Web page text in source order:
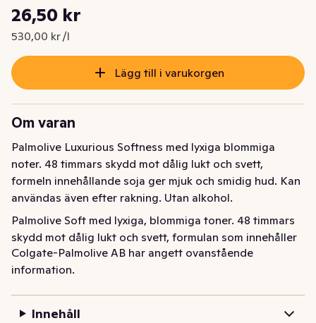
Nuvarande pris är: 26,50 kr
26,50 kr
530,00 kr /l
Styckpris: 530,00 kr /l
Lägg till i varukorgen
Om varan
Palmolive Luxurious Softness med lyxiga blommiga
noter. 48 timmars skydd mot dålig lukt och svett,
formeln innehållande soja ger mjuk och smidig hud. Kan
användas även efter rakning. Utan alkohol.
Palmolive Soft med lyxiga, blommiga toner. 48 timmars
skydd mot dålig lukt och svett, formulan som innehåller
soja ger mjuk och smidig hud. Kan även användas efter
rakning. Utan alkohol.
Colgate-Palmolive AB har angett ovanstående
information.
Innehåll